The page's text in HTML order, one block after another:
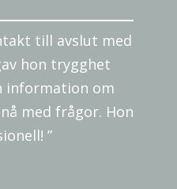
till avslut med
hon trygghet
information om
med frågor. Hon
”